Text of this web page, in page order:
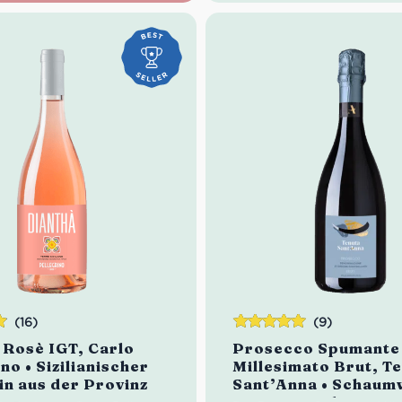
und lang anhaltend
Idealer Versandkarton:
IGT, Carlo
• Sizilianischer
aus der Provinz
(16)
Prosecco Spumante
Millesimato Brut,
Sant’Anna •
(9)
mit5.00von
5